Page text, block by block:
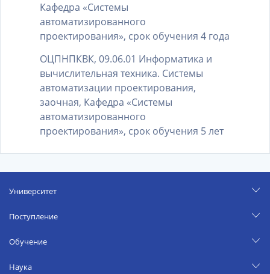
Кафедра «Системы
автоматизированного
проектирования», срок обучения 4 года
ОЦПНПКВК, 09.06.01 Информатика и
вычислительная техника. Системы
автоматизации проектирования,
заочная, Кафедра «Системы
автоматизированного
проектирования», срок обучения 5 лет
Университет
Поступление
Обучение
Наука